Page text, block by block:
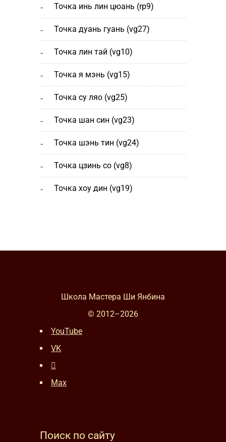
точка инь лин цюань (rp9)
точка дуань гуань (vg27)
точка лин тай (vg10)
точка я мэнь (vg15)
точка су ляо (vg25)
точка шан cин (vg23)
точка шэнь тин (vg24)
точка цзинь со (vg8)
точка хоу дин (vg19)
Школа Мастера Ши Янбина
© 2012–2026
YouTube
VK
Max
Поиск по сайту